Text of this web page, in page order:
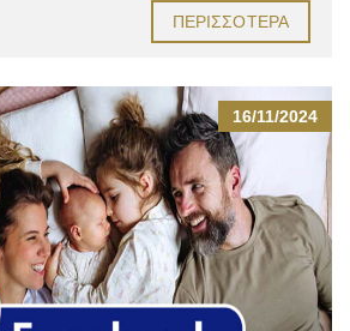
ΠΕΡΙΣΣΌΤΕΡΑ
16/11/2024